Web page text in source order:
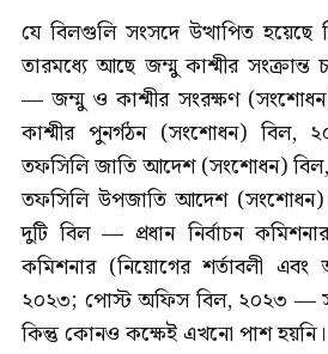
যে বিলগুলি সংসদে উত্থাপিত
তারমধ্যে আছে জম্মু কাশ্মীর
— জম্মু ও কাশ্মীর সংরক্ষণ
কাশ্মীর পুনর্গঠন (সংশোধন) বিল,
তফসিলি জাতি আদেশ (সংশোধন)
তফসিলি উপজাতি আদেশ (সংশোধন)
দুটি বিল — প্রধান নির্বাচন
কমিশনার (নিয়োগের শর্তাবলী
২০২৩; পোস্ট অফিস বিল, ২০২৩ —
কিন্তু কোনও কক্ষেই এখনো পাশ হয়নি।